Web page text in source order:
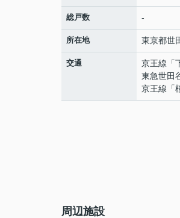
総戸数 -
所在地 東京都世
交通 京王線 「
東急世田
京王線 「
周辺施設